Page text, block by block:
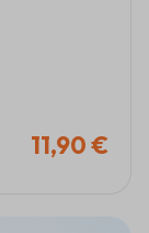
11,90 €